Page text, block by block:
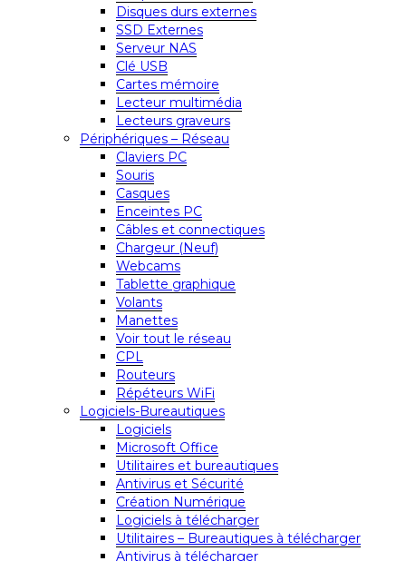
Disques durs externes
SSD Externes
Serveur NAS
Clé USB
Cartes mémoire
Lecteur multimédia
Lecteurs graveurs
Périphériques – Réseau
Claviers PC
Souris
Casques
Enceintes PC
Câbles et connectiques
Chargeur (Neuf)
Webcams
Tablette graphique
Volants
Manettes
Voir tout le réseau
CPL
Routeurs
Répéteurs WiFi
Logiciels-Bureautiques
Logiciels
Microsoft Office
Utilitaires et bureautiques
Antivirus et Sécurité
Création Numérique
Logiciels à télécharger
Utilitaires – Bureautiques à télécharger
Antivirus à télécharger